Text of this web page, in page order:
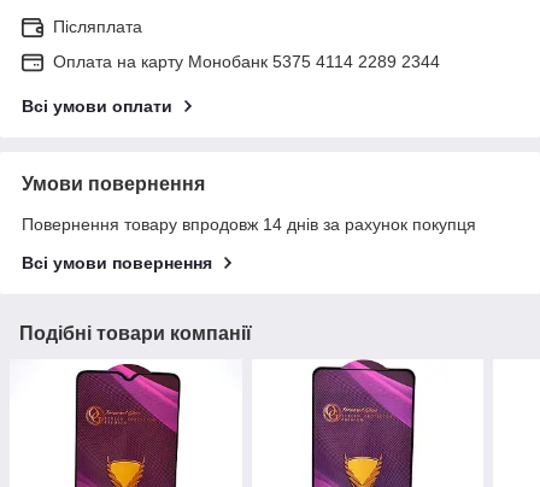
Післяплата
Оплата на карту Монобанк 5375 4114 2289 2344
Всі умови оплати
Умови повернення
Повернення товару впродовж 14 днів за рахунок покупця
Всі умови повернення
Подібні товари компанії